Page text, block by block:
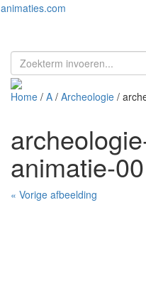
animaties.com
Home / A / Archeologie /
animatie-
« Vorige afbeelding